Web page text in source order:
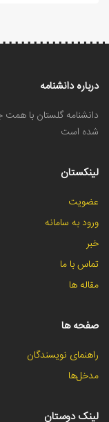
درباره دانشنامه
دانشنامه گلستان با
شده است
لینکستان
عضویت
ورود به سامانه
خبر
تماس با ما
مقاله ها
صفحه ها
راهنمای نویسندگان
مدخل‌ها
لینک دوستان